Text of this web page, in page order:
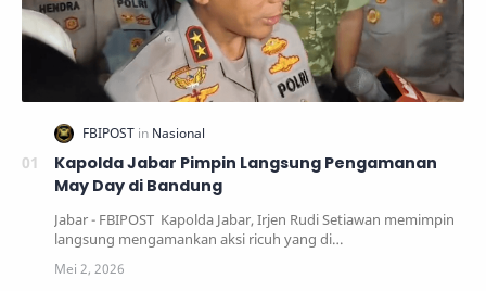
Kapolda Jabar Pimpin Langsung Pengamanan
May Day di Bandung
Jabar - FBIPOST Kapolda Jabar, Irjen Rudi Setiawan memimpin
langsung mengamankan aksi ricuh yang di…